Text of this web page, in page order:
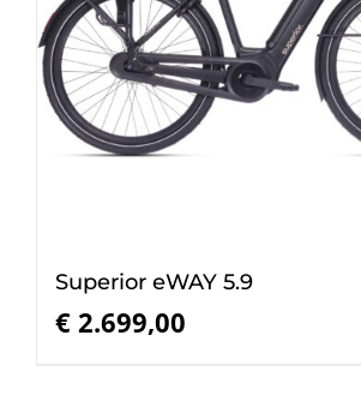
Superior eWAY 5.9
€ 2.699,00